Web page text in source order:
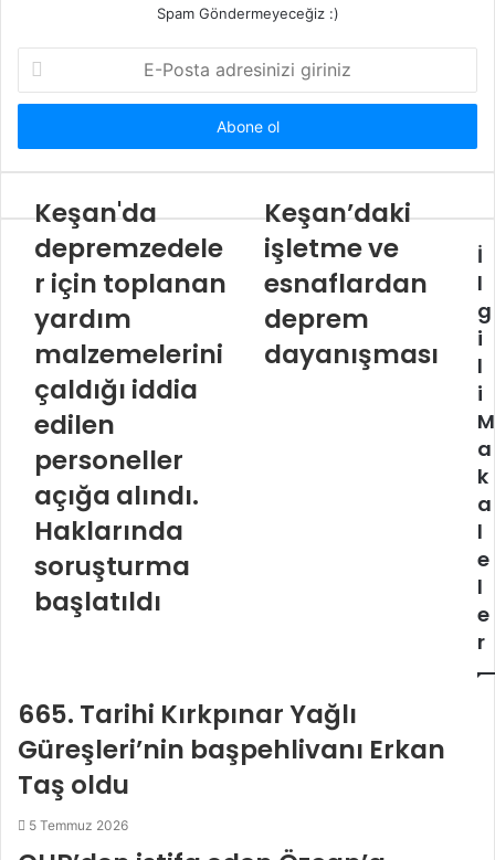
Spam Göndermeyeceğiz :)
Posta
adresinizi
Keşan'da
depremzedele
r için toplanan
yardım
malzemelerini
çaldığı iddia
edilen
personeller
açığa alındı.
Haklarında
soruşturma
başlatıldı
Keşan’daki
işletme ve
esnaflardan
deprem
dayanışması
İ
l
g
i
l
i
M
a
k
a
l
e
l
e
r
665. Tarihi Kırkpınar Yağlı
Güreşleri’nin başpehlivanı Erkan
Taş oldu
5 Temmuz 2026